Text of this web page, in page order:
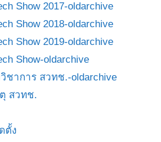
Show 2017-oldarchive
Show 2018-oldarchive
Show 2019-oldarchive
Show-oldarchive
ชาการ สวทช.-oldarchive
สวทช.
ตั้ง